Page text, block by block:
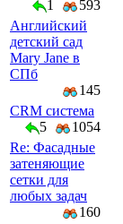
1
593
Английский
детский сад
Mary Jane в
СПб
145
CRM система
5
1054
Re: Фасадные
затеняющие
сетки для
любых задач
160